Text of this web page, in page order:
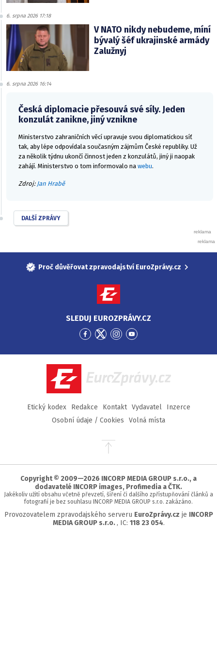
6. srpna 2026 17:18
V NATO nikdy nebudeme, míní
bývalý šéf ukrajinské armády
Zalužnyj
6. srpna 2026 16:14
Česká diplomacie přesouvá své síly. Jeden
konzulát zanikne, jiný vznikne
Ministerstvo zahraničních věcí upravuje svou diplomatickou síť
tak, aby lépe odpovídala současným zájmům České republiky. Už
za několik týdnu ukončí činnost jeden z konzulátů, jiný ji naopak
zahájí. Ministerstvo o tom informovalo na webu.
Zdroj: Jan Hrabě
DALŠÍ ZPRÁVY
Proč důvěřovat zpravodajství EuroZprávy.cz
SLEDUJ EUROZPRÁVY.CZ
Přejít
Facebook
Přejít
Twitter
Přejít
Instagram
Přejít
YouTube
EuroZprávy.cz
Etický kodex Redakce Kontakt Vydavatel
Inzerce
Osobní údaje / Cookies
Volná místa
Přejít
stránky
Copyright © 2009—2026 INCORP MEDIA GROUP s.r.o., a
dodavatelé INCORP images, Profimedia a ČTK.
Jakékoliv užití obsahu včetně převzetí, šíření či dalšího zpřístupňování článků a
fotografií je bez souhlasu INCORP MEDIA GROUP s.r.o. zakázáno.
Provozovatelem zpravodajského serveru EuroZprávy.cz je INCORP
MEDIA GROUP s.r.o. , IC: 118 23 054.